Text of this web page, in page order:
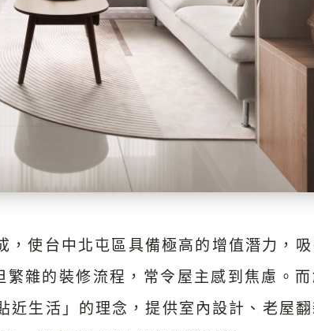
使台中北屯區具備極高的增值潛力，吸
雜的裝修流程，常令屋主感到焦慮。而
生活」的理念，提供室內設計、老屋